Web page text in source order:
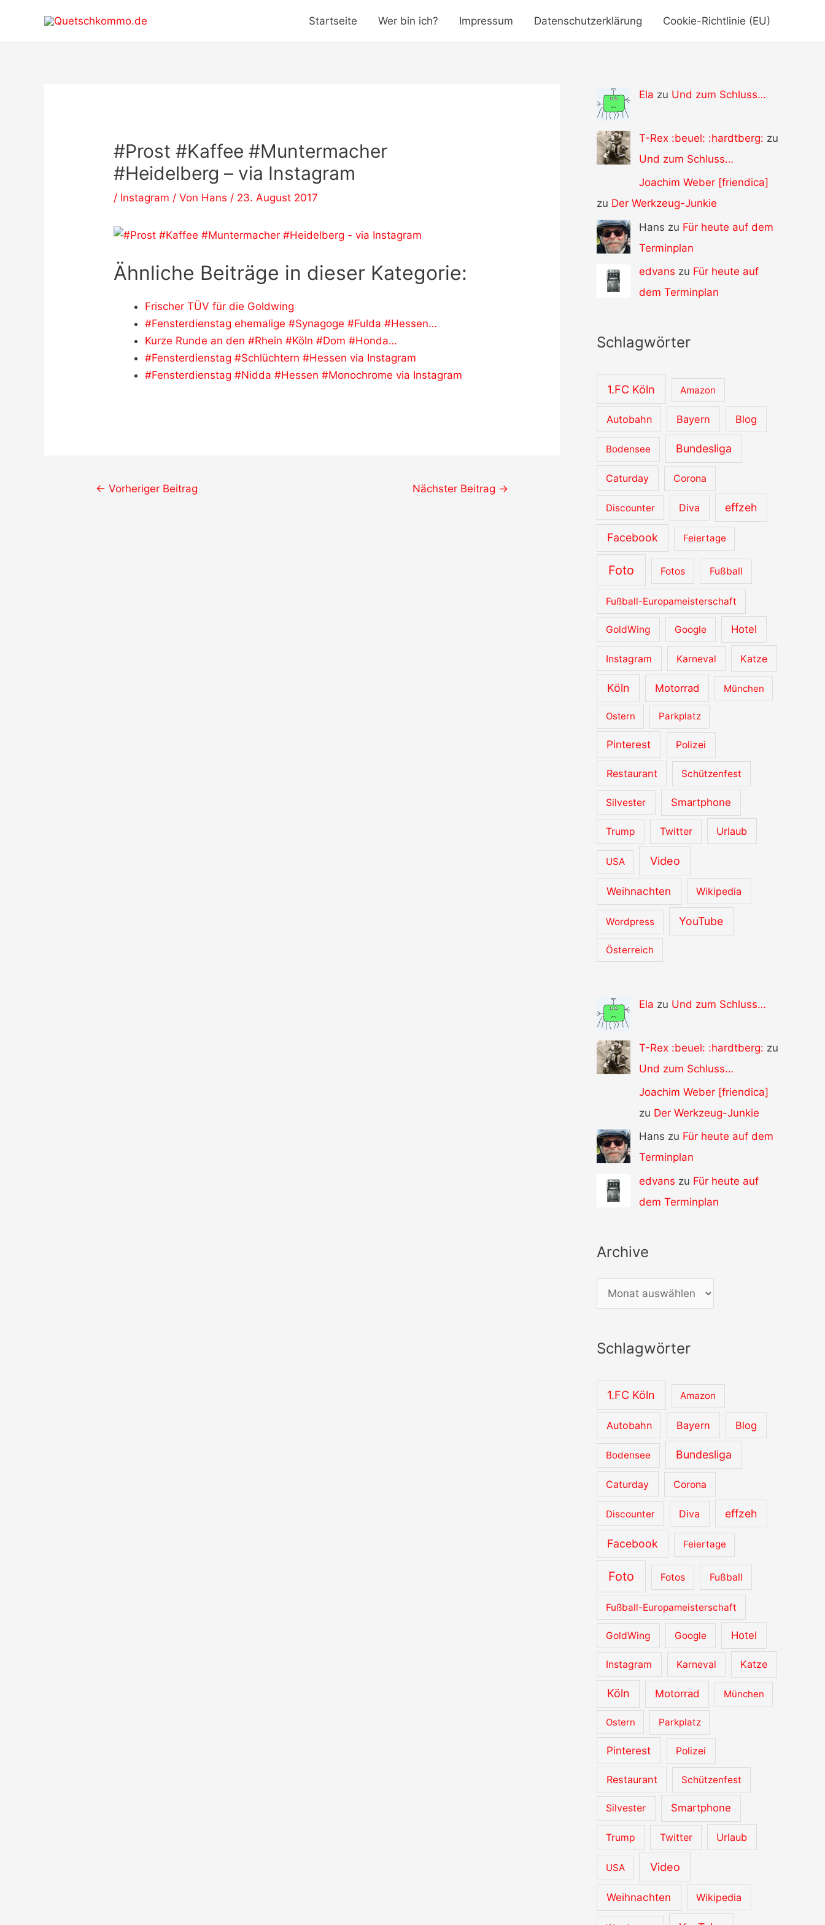
springen
Startseite Wer bin ich? Impressum Datenschutzerklärung Cookie-Richtlinie (EU)
#Prost #Kaffee #Muntermacher
#Heidelberg – via Instagram
/ Instagram / Von Hans / 23. August 2017
Ähnliche Beiträge in dieser Kategorie:
Frischer TÜV für die Goldwing
#Fensterdienstag ehemalige #Synagoge #Fulda #Hessen…
Kurze Runde an den #Rhein #Köln #Dom #Honda…
#Fensterdienstag #Schlüchtern #Hessen via Instagram
#Fensterdienstag #Nidda #Hessen #Monochrome via Instagram
Post← Vorheriger Beitrag Nächster Beitrag →
Ela zu Und zum Schluss…
T-Rex :beuel: :hardtberg: zu
Und zum Schluss…
Joachim Weber [friendica]
zu Der Werkzeug-Junkie
Hans zu Für heute auf dem
Terminplan
edvans zu Für heute auf
dem Terminplan
Schlagwörter
1.FC Köln Amazon
Autobahn Bayern Blog
Bodensee Bundesliga
Caturday Corona
Discounter Diva effzeh
Facebook Feiertage
Foto Fotos Fußball
Fußball-Europameisterschaft
GoldWing Google Hotel
Instagram Karneval Katze
Köln Motorrad München
Ostern Parkplatz
Pinterest Polizei
Restaurant Schützenfest
Silvester Smartphone
Trump Twitter Urlaub
USA Video
Weihnachten Wikipedia
Wordpress YouTube
Österreich
Ela zu Und zum Schluss…
T-Rex :beuel: :hardtberg: zu
Und zum Schluss…
Joachim Weber [friendica]
Der Werkzeug-Junkie
Hans zu Für heute auf dem
Terminplan
edvans zu Für heute auf
dem Terminplan
Archive
r
h
e
Schlagwörter
1.FC Köln Amazon
Autobahn Bayern Blog
Bodensee Bundesliga
Caturday Corona
Discounter Diva effzeh
Facebook Feiertage
Foto Fotos Fußball
Fußball-Europameisterschaft
GoldWing Google Hotel
Instagram Karneval Katze
Köln Motorrad München
Ostern Parkplatz
Pinterest Polizei
Restaurant Schützenfest
Silvester Smartphone
Trump Twitter Urlaub
USA Video
Weihnachten Wikipedia